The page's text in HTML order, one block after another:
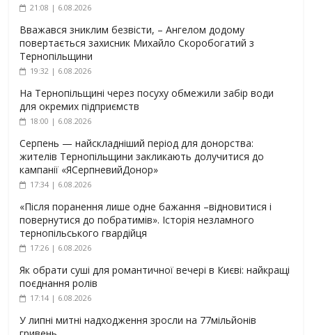
21:08 | 6.08.2026
Вважався зниклим безвісти, – Ангелом додому
повертається захисник Михайло Скоробогатий з
Тернопільщини
19:32 | 6.08.2026
На Тернопільщині через посуху обмежили забір води
для окремих підприємств
18:00 | 6.08.2026
Серпень — найскладніший період для донорства:
жителів Тернопільщини закликають долучитися до
кампанії «ЯСерпневийДонор»
17:34 | 6.08.2026
«Після поранення лише одне бажання –відновитися і
повернутися до побратимів». Історія незламного
тернопільського гвардійця
17:26 | 6.08.2026
Як обрати суші для романтичної вечері в Києві: найкращі
поєднання ролів
17:14 | 6.08.2026
У липні митні надходження зросли на 77мільйонів